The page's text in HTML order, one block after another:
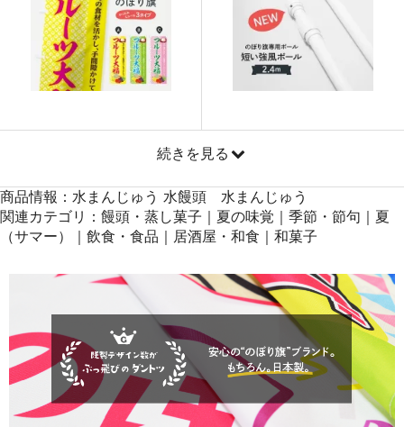
47 872 40984
48 871 41808
49 869 42581
続きを見る
商品情報：水まんじゅう 水饅頭 水まんじゅう
関連カテゴリ：饅頭・蒸し菓子｜夏の味覚｜季節・節句｜夏
（サマー）｜飲食・食品｜居酒屋・和食｜和菓子